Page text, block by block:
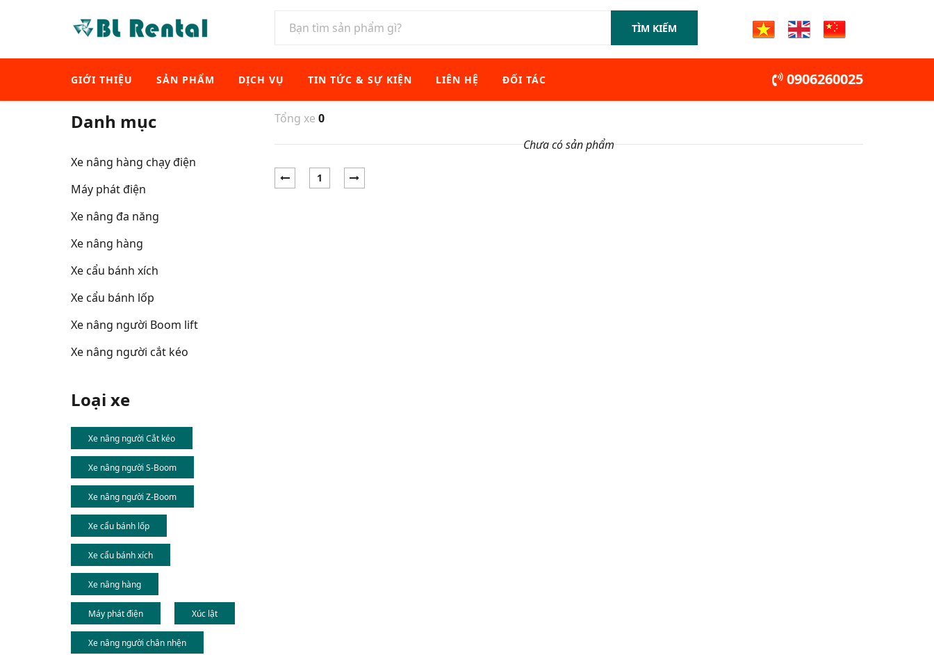
TÌM KIẾM
GIỚI THIỆU SẢN PHẨM DỊCH VỤ TIN TỨC & SỰ KIỆN LIÊN HỆ ĐỐI TÁC 0906260025
Danh mục
Xe nâng hàng chạy điện
Máy phát điện
Xe nâng đa năng
Xe nâng hàng
Xe cẩu bánh xích
Xe cẩu bánh lốp
Xe nâng người Boom lift
Xe nâng người cắt kéo
Loại xe
Xe nâng người Cắt kéo
Xe nâng người S-Boom
Xe nâng người Z-Boom
Xe cẩu bánh lốp
Xe cẩu bánh xích
Xe nâng hàng
Máy phát điện Xúc lật
Xe nâng người chân nhện
Tổng xe 0
Chưa có sản phẩm
1